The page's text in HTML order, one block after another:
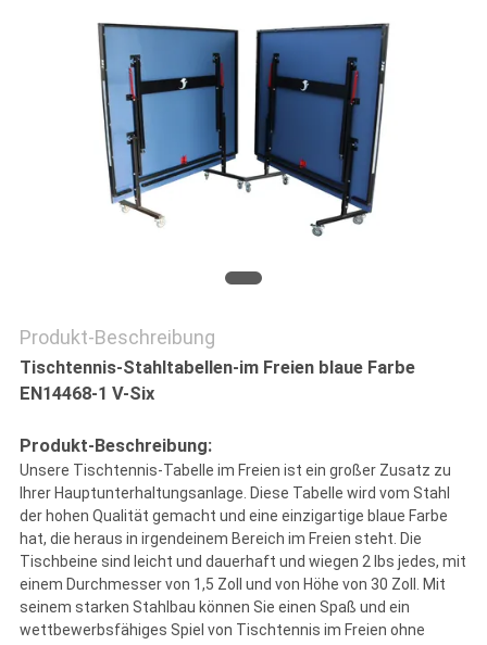
ANGEBOT
SITEMAP
Produkt-Beschreibung
Tischtennis-Stahltabellen-im Freien blaue Farbe
EN14468-1 V-Six
Produkt-Beschreibung:
Unsere Tischtennis-Tabelle im Freien ist ein großer Zusatz zu
Ihrer Hauptunterhaltungsanlage. Diese Tabelle wird vom Stahl
der hohen Qualität gemacht und eine einzigartige blaue Farbe
hat, die heraus in irgendeinem Bereich im Freien steht. Die
Tischbeine sind leicht und dauerhaft und wiegen 2 lbs jedes, mit
einem Durchmesser von 1,5 Zoll und von Höhe von 30 Zoll. Mit
seinem starken Stahlbau können Sie einen Spaß und ein
wettbewerbsfähiges Spiel von Tischtennis im Freien ohne